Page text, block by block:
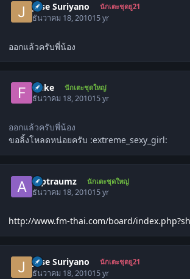
Jose Suriyano นักเตะชุดยู21
ธันวาคม 18, 201015 yr
ออกแล้วครับพี่น้อง
fluke นักเตะชุดใหญ่
ธันวาคม 18, 201015 yr
ออกแล้วครับพี่น้อง
ขอลิ้งโหลดหน่อยครับ :extreme_sexy_girl:
Alptraumz นักเตะชุดใหญ่
ธันวาคม 18, 201015 yr
http://www.fm-thai.com/board/
Jose Suriyano นักเตะชุดยู21
ธันวาคม 18, 201015 yr